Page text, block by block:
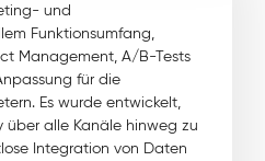
und
Funktionsumfang,
Management, A/B-Tests
für die
Es wurde entwickelt,
über alle Kanäle hinweg zu
Integration von Daten